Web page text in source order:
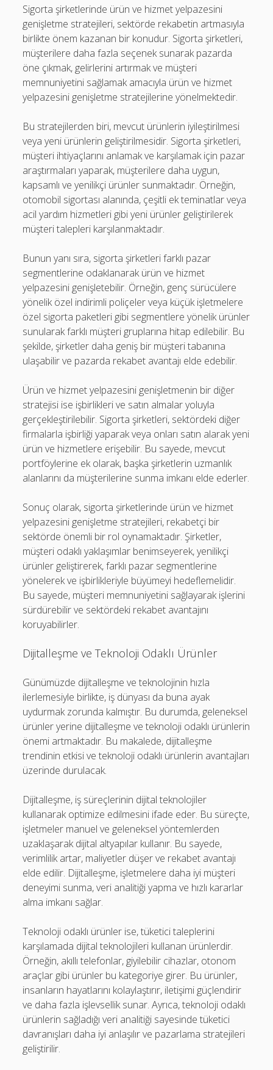
Sigorta şirketlerinde ürün ve hizmet yelpazesini
genişletme stratejileri, sektörde rekabetin artmasıyla
birlikte önem kazanan bir konudur. Sigorta şirketleri,
müşterilere daha fazla seçenek sunarak pazarda
öne çıkmak, gelirlerini artırmak ve müşteri
memnuniyetini sağlamak amacıyla ürün ve hizmet
yelpazesini genişletme stratejilerine yönelmektedir.
Bu stratejilerden biri, mevcut ürünlerin iyileştirilmesi
veya yeni ürünlerin geliştirilmesidir. Sigorta şirketleri,
müşteri ihtiyaçlarını anlamak ve karşılamak için pazar
araştırmaları yaparak, müşterilere daha uygun,
kapsamlı ve yenilikçi ürünler sunmaktadır. Örneğin,
otomobil sigortası alanında, çeşitli ek teminatlar veya
acil yardım hizmetleri gibi yeni ürünler geliştirilerek
müşteri talepleri karşılanmaktadır.
Bunun yanı sıra, sigorta şirketleri farklı pazar
segmentlerine odaklanarak ürün ve hizmet
yelpazesini genişletebilir. Örneğin, genç sürücülere
yönelik özel indirimli poliçeler veya küçük işletmelere
özel sigorta paketleri gibi segmentlere yönelik ürünler
sunularak farklı müşteri gruplarına hitap edilebilir. Bu
şekilde, şirketler daha geniş bir müşteri tabanına
ulaşabilir ve pazarda rekabet avantajı elde edebilir.
Ürün ve hizmet yelpazesini genişletmenin bir diğer
stratejisi ise işbirlikleri ve satın almalar yoluyla
gerçekleştirilebilir. Sigorta şirketleri, sektördeki diğer
firmalarla işbirliği yaparak veya onları satın alarak yeni
ürün ve hizmetlere erişebilir. Bu sayede, mevcut
portföylerine ek olarak, başka şirketlerin uzmanlık
alanlarını da müşterilerine sunma imkanı elde ederler.
Sonuç olarak, sigorta şirketlerinde ürün ve hizmet
yelpazesini genişletme stratejileri, rekabetçi bir
sektörde önemli bir rol oynamaktadır. Şirketler,
müşteri odaklı yaklaşımlar benimseyerek, yenilikçi
ürünler geliştirerek, farklı pazar segmentlerine
yönelerek ve işbirlikleriyle büyümeyi hedeflemelidir.
Bu sayede, müşteri memnuniyetini sağlayarak işlerini
sürdürebilir ve sektördeki rekabet avantajını
koruyabilirler.
Dijitalleşme ve Teknoloji Odaklı Ürünler
Günümüzde dijitalleşme ve teknolojinin hızla
ilerlemesiyle birlikte, iş dünyası da buna ayak
uydurmak zorunda kalmıştır. Bu durumda, geleneksel
ürünler yerine dijitalleşme ve teknoloji odaklı ürünlerin
önemi artmaktadır. Bu makalede, dijitalleşme
trendinin etkisi ve teknoloji odaklı ürünlerin avantajları
üzerinde durulacak.
Dijitalleşme, iş süreçlerinin dijital teknolojiler
kullanarak optimize edilmesini ifade eder. Bu süreçte,
işletmeler manuel ve geleneksel yöntemlerden
uzaklaşarak dijital altyapılar kullanır. Bu sayede,
verimlilik artar, maliyetler düşer ve rekabet avantajı
elde edilir. Dijitalleşme, işletmelere daha iyi müşteri
deneyimi sunma, veri analitiği yapma ve hızlı kararlar
alma imkanı sağlar.
Teknoloji odaklı ürünler ise, tüketici taleplerini
karşılamada dijital teknolojileri kullanan ürünlerdir.
Örneğin, akıllı telefonlar, giyilebilir cihazlar, otonom
araçlar gibi ürünler bu kategoriye girer. Bu ürünler,
insanların hayatlarını kolaylaştırır, iletişimi güçlendirir
ve daha fazla işlevsellik sunar. Ayrıca, teknoloji odaklı
ürünlerin sağladığı veri analitiği sayesinde tüketici
davranışları daha iyi anlaşılır ve pazarlama stratejileri
geliştirilir.